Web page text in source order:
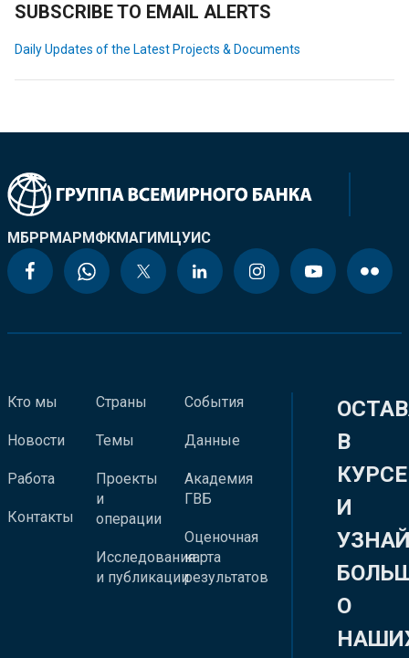
SUBSCRIBE TO EMAIL ALERTS
Daily Updates of the Latest Projects & Documents
МБРРМАРМФКМАГИМЦУИС
Кто мы
Новости
Работа
Контакты
Страны
Темы
Проекты
и
операции
Исследования
и публикации
События
Данные
Академия
ГВБ
Оценочная
карта
результатов
В
КУРСЕ
И
О